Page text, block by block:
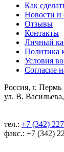
Как
Новости и
Отзывы
Контакты
Личный
Политика
Условия
Согласие
Россия, г. Пермь
ул. В.
тел.: +7 (342)
факс.: +7 (342)